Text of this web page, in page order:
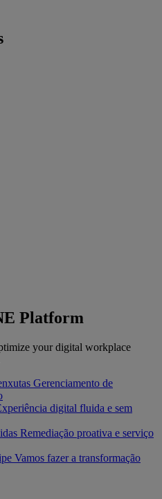
Platform
your digital workplace
Gerenciamento de
digital fluida e sem
Remediação proativa e serviço
Vamos fazer a transformação